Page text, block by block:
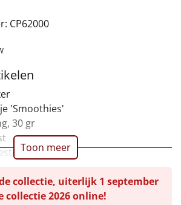
CP62000
'Smoothies'
30 gr
st
Toon meer
collectie, uiterlijk 1 september
collectie 2026 online!